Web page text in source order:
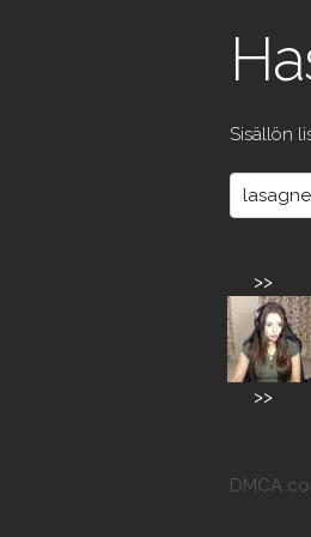
Sisällön
>>
>>
DMCA